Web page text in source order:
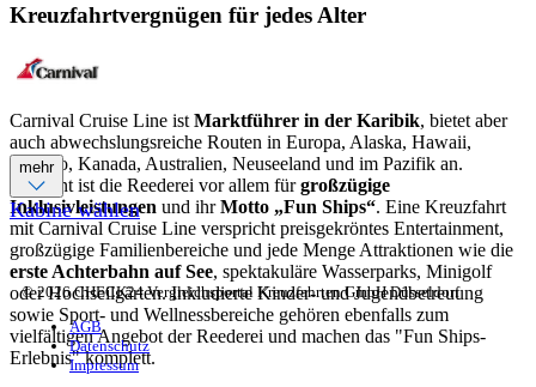
Kreuzfahrtvergnügen für jedes Alter
Carnival Cruise Line ist Marktführer in der Karibik, bietet aber
auch abwechslungsreiche Routen in Europa, Alaska, Hawaii,
Mexiko, Kanada, Australien, Neuseeland und im Pazifik an.
Bekannt ist die Reederei vor allem fürgroßzügige
Inklusivleistungen und ihrMotto „Fun Ships“. Eine Kreuzfahrt
mit Carnival Cruise Line verspricht preisgekröntes Entertainment,
großzügige Familienbereiche und jede Menge Attraktionen wie die
erste Achterbahn auf See, spektakuläre Wasserparks, Minigolf
oder Hochseilgärten. Inkludierte Kinder- und Jugendbetreuung
sowie Sport- und Wellnessbereiche gehören ebenfalls zum
vielfältigen Angebot der Reederei und machen das "Fun Ships-
Erlebnis" komplett.
mehr
Kabine wählen
© 2026 CHECK24 Vergleichsportal Kreuzfahrten GmbH Düsseldorf
AGB
Datenschutz
Impressum